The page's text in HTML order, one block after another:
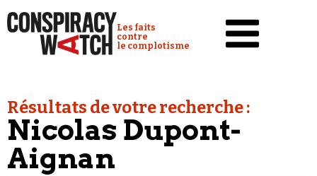
Conspiracy Watch :
Les faits
contre
le complotisme
Analyses
Conspipédia
Vidéos
Résultats de votre recherche :
Nicolas Dupont-
Aignan